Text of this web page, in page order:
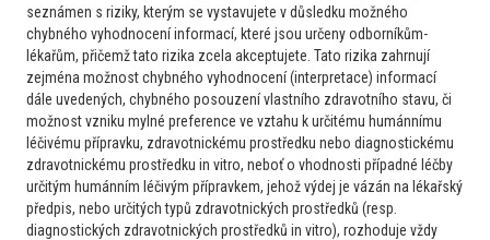
Vyjádření lékaře k doporučení kolegia
Díky za Váš názor!
Tazatel byl s doporučeními spokojen
seznámen s riziky, kterým se vystavujete v důsledku možného
chybného vyhodnocení informací, které jsou určeny odborníkům-
lékařům, přičemž tato rizika zcela akceptujete. Tato rizika zahrnují
zejména možnost chybného vyhodnocení (interpretace) informací
dále uvedených, chybného posouzení vlastního zdravotního stavu, či
možnost vzniku mylné preference ve vztahu k určitému humánnímu
léčivému přípravku, zdravotnickému prostředku nebo diagnostickému
zdravotnickému prostředku in vitro, neboť o vhodnosti případné léčby
určitým humánním léčivým přípravkem, jehož výdej je vázán na lékařský
předpis, nebo určitých typů zdravotnických prostředků (resp.
diagnostických zdravotnických prostředků in vitro), rozhoduje vždy